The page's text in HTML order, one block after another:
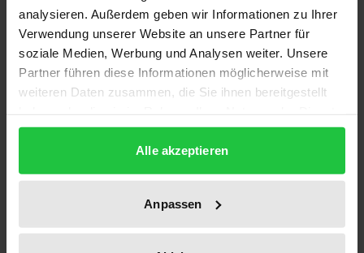
analysieren. Außerdem geben wir Informationen zu Ihrer
Verwendung unserer Website an unsere Partner für
soziale Medien, Werbung und Analysen weiter. Unsere
Partner führen diese Informationen möglicherweise mit
weiteren Daten zusammen, die Sie ihnen bereitgestellt
gesammelt haben.
Alle akzeptieren
Anpassen
Beschreibung
Die Arbeit untersucht die Legitimation der in den §§
265c, 265d StGB eingeführten Straftatbestände.
Wettbewerbe phänomenologisch systematisiert und
in Ausmaß und Ursachen beschrieben. Der aus
Rechtsgutslehre und
Verhältnismäßigkeitsgrundsatz abgeleitete